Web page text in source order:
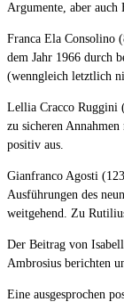
Argumente, aber auch
Franca Ela Consolino
dem Jahr 1966 durch
(wenngleich letztlich
Lellia Cracco Ruggini
zu sicheren
positiv aus.
Gianfranco Agosti
Ausführungen des
weitgehend. Zu
Der Beitrag von
Ambrosius berichten
Eine ausgesprochen